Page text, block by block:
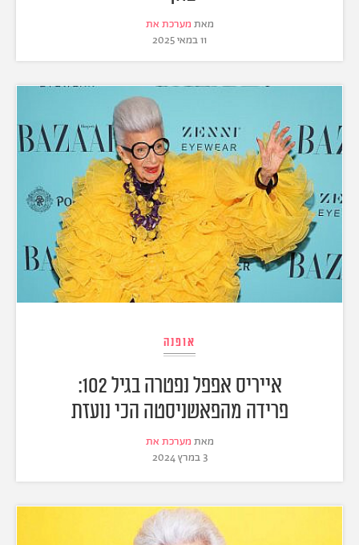
מאת מערכת את
11 במאי 2025
אופנה
אייריס אפפל נפטרה בגיל 102:
פרידה מהפאשניסטה הכי נועזת
מאת מערכת את
3 במרץ 2024